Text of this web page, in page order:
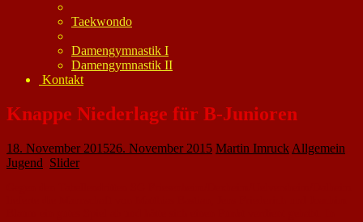
Taekwondo
Damengymnastik I
Damengymnastik II
Kontakt
Knappe Niederlage für B-Junioren
18. November 201526. November 2015 Martin Imruck Allgemein
Jugend Slider